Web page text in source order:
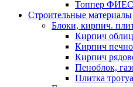
Топпер
Строительные материалы
Блоки, кирпич.
Кирпич
Кирпич
Кирпич
Пеноблок,
Плитка